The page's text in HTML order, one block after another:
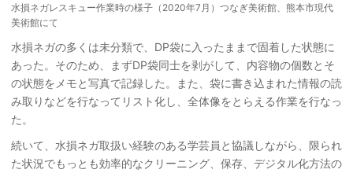
水損ネガレスキュー作業時の様子（2020年7月）つなぎ美術館、熊本市現代
美術館にて
水損ネガの多くは未分類で、DP袋に入ったままで固着した状態に
あった。そのため、まずDP袋同士を剥がして、内容物の個数とそ
の状態をメモと写真で記録した。また、袋に書き込まれた情報の読
み取りなどを行なってリスト化し、全体像をとらえる作業を行なっ
た。
続いて、水損ネガ取扱い経験のある学芸員と協議しながら、限られ
た状況でもっとも効率的なクリーニング、保存、デジタル化方法の